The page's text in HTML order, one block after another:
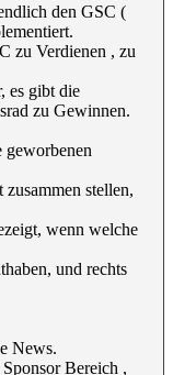
den GSC (
zu Verdienen , zu
es gibt die
zu Gewinnen.
zusammen stellen,
wenn welche
und rechts
News.
Bereich ,